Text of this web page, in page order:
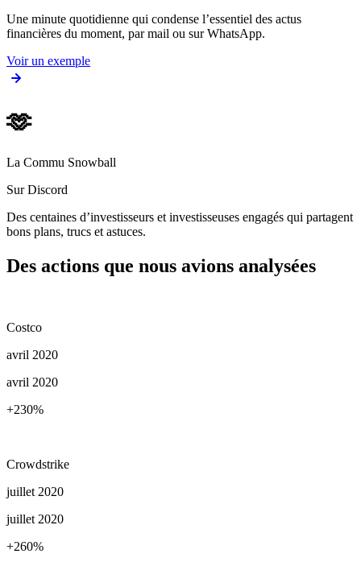
Une minute quotidienne qui condense l’essentiel des actus
financières du moment, par mail ou sur WhatsApp.
Voir un exemple
🫶
La Commu Snowball
Sur Discord
Des centaines d’investisseurs et investisseuses engagés qui partagent
bons plans, trucs et astuces.
Des actions que nous avions analysées
Costco
avril 2020
avril 2020
+230%
Crowdstrike
juillet 2020
juillet 2020
+260%